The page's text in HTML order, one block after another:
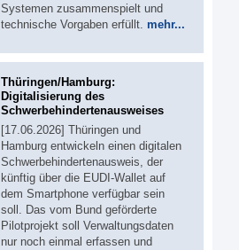
Systemen zusammenspielt und
technische Vorgaben erfüllt. mehr...
Thüringen/Hamburg:
Digitalisierung des
Schwerbehindertenausweises
[17.06.2026] Thüringen und
Hamburg entwickeln einen digitalen
Schwerbehindertenausweis, der
künftig über die EUDI-Wallet auf
dem Smartphone verfügbar sein
soll. Das vom Bund geförderte
Pilotprojekt soll Verwaltungsdaten
nur noch einmal erfassen und